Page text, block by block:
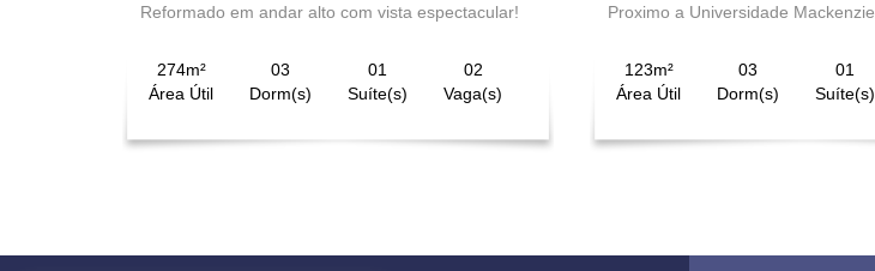
Reformado em andar alto com vista espectacular!
274m²
Área Útil
03
Dorm(s)
01
Suíte(s)
02
Vaga(s)
Proximo a Universidade Mackenzie.
123m²
Área Útil
03
Dorm(s)
01
Suíte(s)